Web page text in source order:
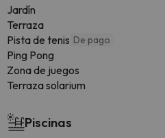
Jardín
Terraza
Pista de tenis De pago
Ping Pong
Zona de juegos
Terraza solarium
Piscinas